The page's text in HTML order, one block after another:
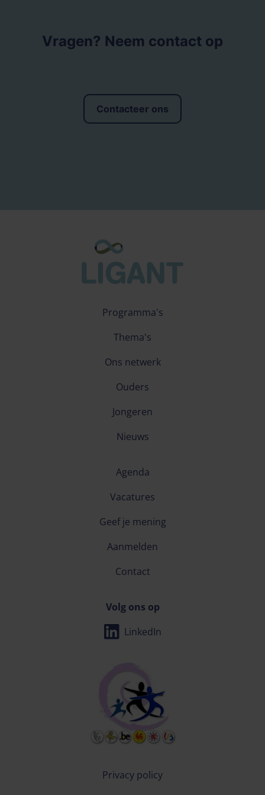
Vragen? Neem contact op
Contacteer ons
LinkedIn
Volg ons op
Agenda
Vacatures
Geef je mening
Aanmelden
Contact
Programma's
Thema's
Ons netwerk
Ouders
Jongeren
Nieuws
Privacy policy